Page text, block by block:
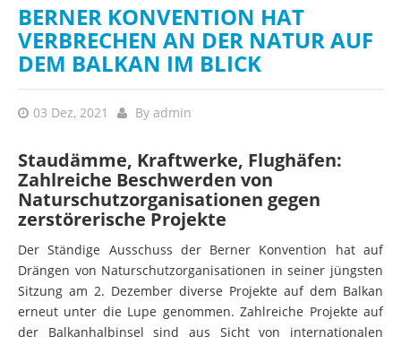
BERNER KONVENTION HAT
VERBRECHEN AN DER NATUR AUF
DEM BALKAN IM BLICK
03 Dez, 2021 By admin
Staudämme, Kraftwerke, Flughäfen:
Zahlreiche Beschwerden von
Naturschutzorganisationen gegen
zerstörerische Projekte
Der Ständige Ausschuss der Berner Konvention hat auf
Drängen von Naturschutzorganisationen in seiner jüngsten
Sitzung am 2. Dezember diverse Projekte auf dem Balkan
erneut unter die Lupe genommen. Zahlreiche Projekte auf
der Balkanhalbinsel sind aus Sicht von internationalen